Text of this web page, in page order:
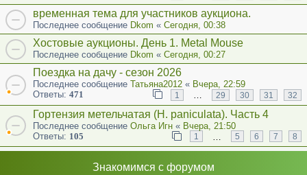
временная тема для участников аукциона.
Последнее сообщение Dkom « Сегодня, 00:38
Хостовые аукционы. День 1. Metal Mouse
Последнее сообщение Dkom « Сегодня, 00:27
Поездка на дачу - сезон 2026
Последнее сообщение Татьяна2012 « Вчера, 22:59
Ответы: 471 1 29 30 31 32
Гортензия метельчатая (Н. paniculata). Часть 4
Последнее сообщение Ольга Игн « Вчера, 21:50
Ответы: 105 1 5 6 7 8
Знакомимся с форумом